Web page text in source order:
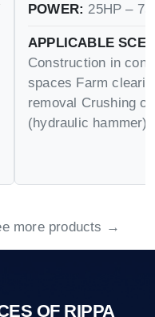
POWER: 25HP –
APPLICABLE
Construction in
spaces Farm
removal Crushing
(hydraulic hammer)
more products →
OF RIPPA